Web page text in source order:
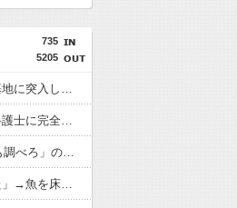
735
5205
【悲報】「米軍を粉砕しろ！」在韓米軍基地に突入した韓国学生、即逮捕
「ベトナム人は何もしてない」拡散民、弁護士に完全論破されるｗｗｗｗｗｗｗ
韓国サッカー協会の接待報道で「2002年も調べろ」の声続出ｗｗｗ
中国人「日本の食品衛生は神だと思ってた」→魚を床に落として洗って陳列するのを見て幻滅